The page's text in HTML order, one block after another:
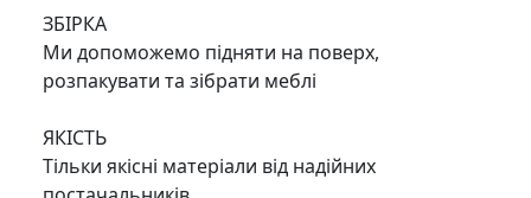
ЗБІРКА
Ми допоможемо підняти на поверх,
розпакувати та зібрати меблі
ЯКІСТЬ
Тільки якісні матеріали від надійних